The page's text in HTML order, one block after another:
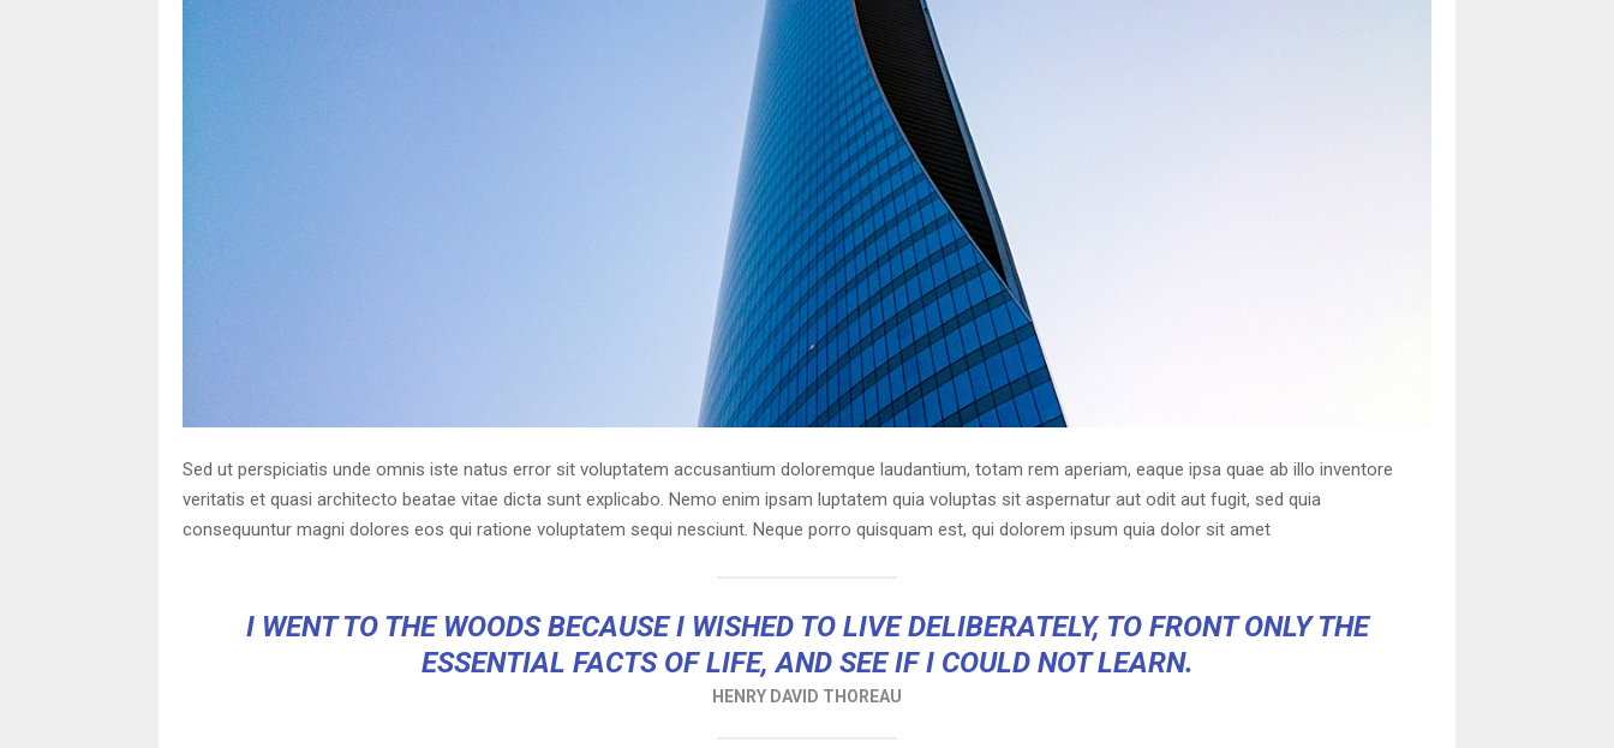
Sed ut perspiciatis unde omnis iste natus error sit voluptatem accusantium doloremque laudantium, totam rem aperiam, eaque ipsa quae ab illo inventore
veritatis et quasi architecto beatae vitae dicta sunt explicabo. Nemo enim ipsam luptatem quia voluptas sit aspernatur aut odit aut fugit, sed quia
consequuntur magni dolores eos qui ratione voluptatem sequi nesciunt. Neque porro quisquam est, qui dolorem ipsum quia dolor sit amet
I WENT TO THE WOODS BECAUSE I WISHED TO LIVE DELIBERATELY, TO FRONT ONLY THE
ESSENTIAL FACTS OF LIFE, AND SEE IF I COULD NOT LEARN.
HENRY DAVID THOREAU